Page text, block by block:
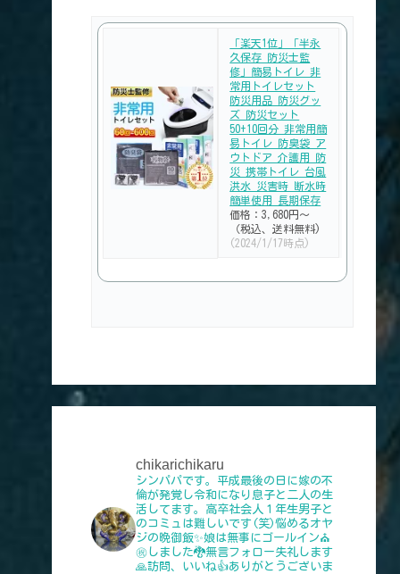
「楽天1位」「半永
久保存 防災士監
修」簡易トイレ 非
常用トイレセット
防災用品 防災グッ
ズ 防災セット
50+10回分 非常用簡
易トイレ 防臭袋 ア
ウトドア 介護用 防
災 携帯トイレ 台風
洪水 災害時 断水時
簡単使用 長期保存
価格：3,680円～
（税込、送料無料)
(2024/1/17時点)
chikarichikaru
シンパパです。平成最後の日に嫁の不
倫が発覚し令和になり息子と二人の生
活してます。高卒社会人１年生男子と
のコミュは難しいです(笑)悩めるオヤ
ジの晩御飯✨娘は無事にゴールイン⛪
㊗️しました🐉無言フォロー失礼します
🙏訪問、いいね👍️ありがとうございま